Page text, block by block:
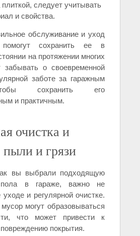
плиткой, следует учитывать
и свойства.
обслуживание и уход
сохранить ее в
на протяжении многих
забывать о своевременной
заботе за гаражным
сохранить его
и практичным.
очистка и
пыли и грязи
вы выбрали подходящую
в гараже, важно не
и регулярной очистке.
могут образовываться
что может привести к
покрытия.